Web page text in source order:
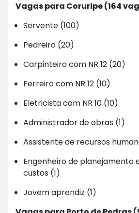
Vagas para Coruripe (164
Servente (100)
Pedreiro (20)
Carpinteiro com NR 12 (20)
Ferreiro com NR 12 (10)
Eletricista com NR 10 (10)
Administrador de obras (1)
Assistente de recursos
Engenheiro de planejamento
custos (1)
Jovem aprendiz (1)